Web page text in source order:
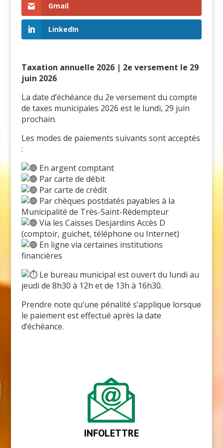
Gmail
LinkedIn
Taxation annuelle 2026 | 2e versement le 29
juin 2026
La date d’échéance du 2e versement du compte
de taxes municipales 2026 est le lundi, 29 juin
prochain.
Les modes de paiements suivants sont acceptés
:
En argent comptant
Par carte de débit
Par carte de crédit
Par chèques postdatés payables à la
Municipalité de Très-Saint-Rédempteur
Via les Caisses Desjardins Accès D
(comptoir, guichet, téléphone ou Internet)
En ligne via certaines institutions
financières
Le bureau municipal est ouvert du lundi au
jeudi de 8h30 à 12h et de 13h à 16h30.
Prendre note qu’une pénalité s’applique lorsque
le paiement est effectué après la date
d’échéance.
INFOLETTRE